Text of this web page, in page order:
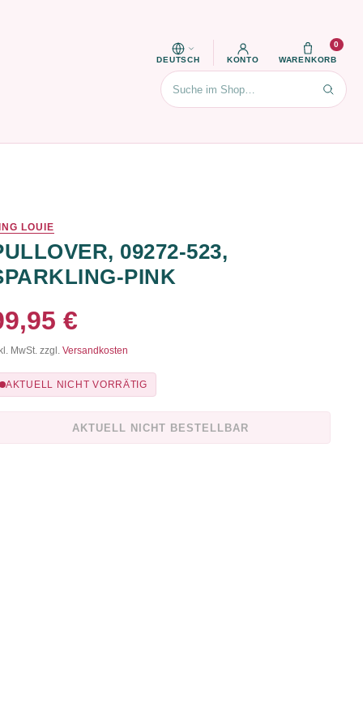
DEUTSCH KONTO WARENKORB
0
Suchen
LOUIE
09272-523,
PINK
€
MwSt. zzgl. Versandkosten
AKTUELL NICHT VORRÄTIG
AKTUELL NICHT BESTELLBAR